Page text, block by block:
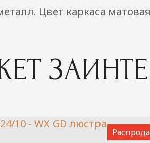
Цвет каркаса